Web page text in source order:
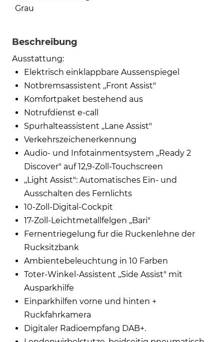
Grau
Beschreibung
Ausstattung:
Elektrisch einklappbare Aussenspiegel
Notbremsassistent ,,Front Assist"
Komfortpaket bestehend aus
Notrufdienst e-call
Spurhalteassistent ,,Lane Assist"
Verkehrszeichenerkennung
Audio- und Infotainmentsystem ,,Ready 2
Discover" auf 12,9-Zoll-Touchscreen
,,Light Assist": Automatisches Ein- und
Ausschalten des Fernlichts
10-Zoll-Digital-Cockpit
17-Zoll-Leichtmetallfelgen ,,Bari"
Fernentriegelung fur die Ruckenlehne der
Rucksitzbank
Ambientebeleuchtung in 10 Farben
Toter-Winkel-Assistent ,,Side Assist" mit
Ausparkhilfe
Einparkhilfen vorne und hinten +
Ruckfahrkamera
Digitaler Radioempfang DAB+.